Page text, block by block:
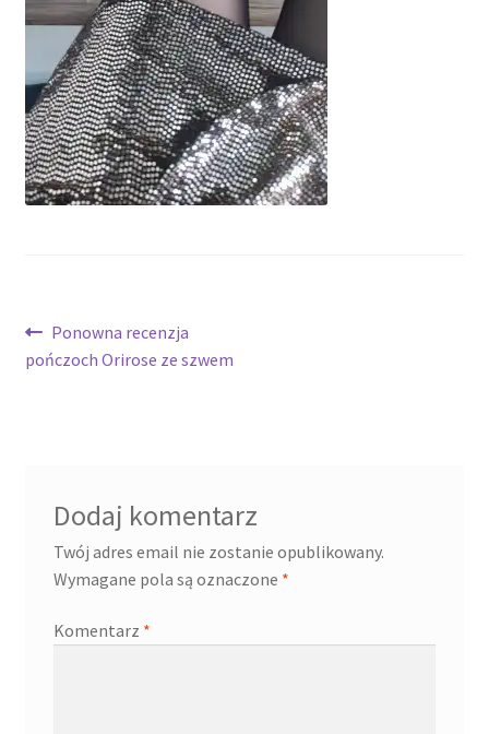
Nawigacja
wpisu
Poprzedni
wpis:
Ponowna recenzja
pończoch Orirose ze szwem
Dodaj komentarz
Twój adres email nie zostanie opublikowany.
Wymagane pola są oznaczone *
Komentarz *